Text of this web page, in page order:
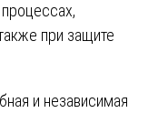
при защите
и независимая